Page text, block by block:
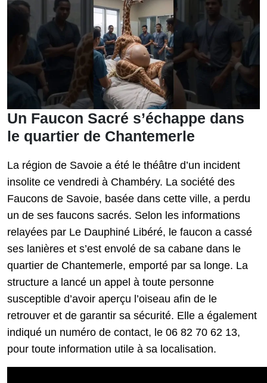
Un Faucon Sacré s’échappe dans
le quartier de Chantemerle
La région de Savoie a été le théâtre d’un incident
insolite ce vendredi à Chambéry. La société des
Faucons de Savoie, basée dans cette ville, a perdu
un de ses faucons sacrés. Selon les informations
relayées par Le Dauphiné Libéré, le faucon a cassé
ses lanières et s’est envolé de sa cabane dans le
quartier de Chantemerle, emporté par sa longe. La
structure a lancé un appel à toute personne
susceptible d’avoir aperçu l’oiseau afin de le
retrouver et de garantir sa sécurité. Elle a également
indiqué un numéro de contact, le 06 82 70 62 13,
pour toute information utile à sa localisation.